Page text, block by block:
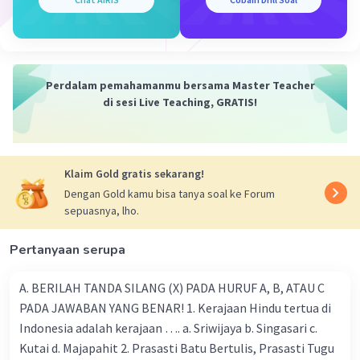
Iklan
Perdalam pemahamanmu bersama Master Teacher
di sesi Live Teaching, GRATIS!
Klaim Gold gratis sekarang!
Dengan Gold kamu bisa tanya soal ke Forum
sepuasnya, lho.
Pertanyaan serupa
A. BERILAH TANDA SILANG (X) PADA HURUF A, B, ATAU C
PADA JAWABAN YANG BENAR! 1. Kerajaan Hindu tertua di
Indonesia adalah kerajaan …. a. Sriwijaya b. Singasari c.
Kutai d. Majapahit 2. Prasasti Batu Bertulis, Prasasti Tugu